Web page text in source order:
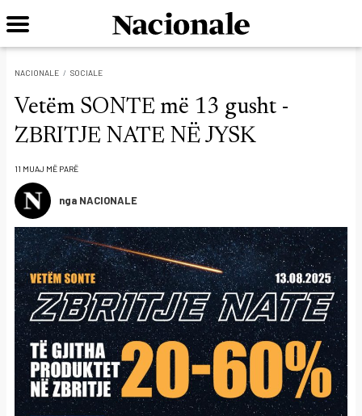
NACIONALE SOCIALE
Vetëm SONTE më 13 gusht -
ZBRITJE NATE NË JYSK
11 MUAJ MË PARË
nga NACIONALE